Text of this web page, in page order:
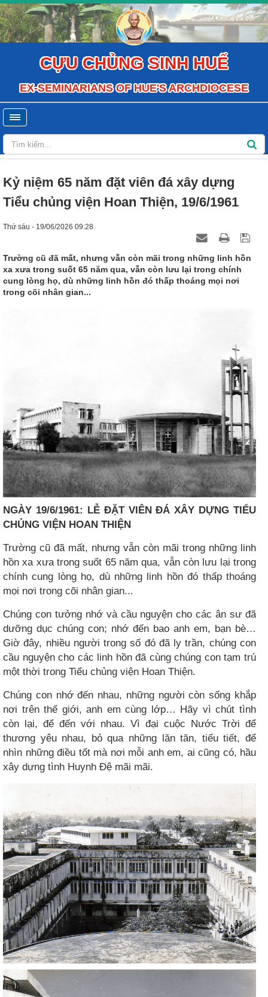
CỰU CHỦNG SINH HUẾ
EX-SEMINARIANS OF HUE'S ARCHDIOCESE
Kỷ niệm 65 năm đặt viên đá xây dựng
Tiểu chủng viện Hoan Thiện, 19/6/1961
Thứ sáu - 19/06/2026 09:28
Trường cũ đã mất, nhưng vẫn còn mãi trong những linh hồn
xa xưa trong suốt 65 năm qua, vẫn còn lưu lại trong chính
cung lòng họ, dù những linh hồn đó thấp thoáng mọi nơi
trong cõi nhân gian...
NGÀY 19/6/1961: LỄ ĐẶT VIÊN ĐÁ XÂY DỰNG TIỂU
CHỦNG VIỆN HOAN THIỆN
Trường cũ đã mất, nhưng vẫn còn mãi trong những linh
hồn xa xưa trong suốt 65 năm qua, vẫn còn lưu lại trong
chính cung lòng họ, dù những linh hồn đó thấp thoáng
mọi nơi trong cõi nhân gian...
Chúng con tưởng nhớ và cầu nguyện cho các ân sư đã
dưỡng dục chúng con; nhớ đến bao anh em, bạn bè…
Giờ đây, nhiều người trong số đó đã ly trần, chúng con
cầu nguyện cho các linh hồn đã cùng chúng con tạm trú
một thời trong Tiểu chủng viện Hoan Thiện.
Chúng con nhớ đến nhau, những người còn sống khắp
nơi trên thế giới, anh em cùng lớp… Hãy vì chút tình
còn lại, để đến với nhau. Vì đại cuộc Nước Trời để
thương yêu nhau, bỏ qua những lăn tăn, tiểu tiết, để
nhìn những điều tốt mà nơi mỗi anh em, ai cũng có, hầu
xây dựng tình Huynh Đệ mãi mãi.